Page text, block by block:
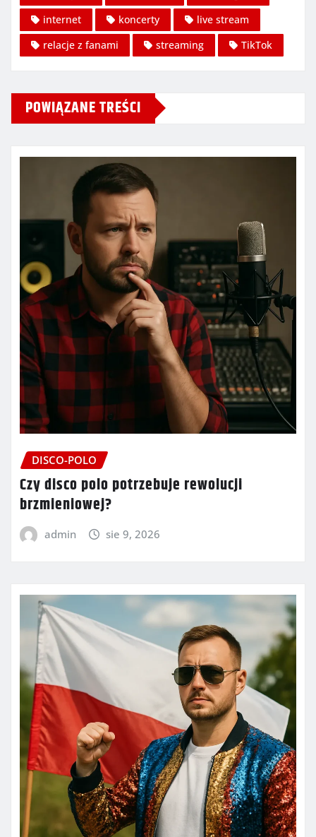
internet
koncerty
live stream
relacje z fanami
streaming TikTok
POWIĄZANE TREŚCI
DISCO-POLO
Czy disco polo potrzebuje rewolucji
brzmieniowej?
admin sie 9, 2026